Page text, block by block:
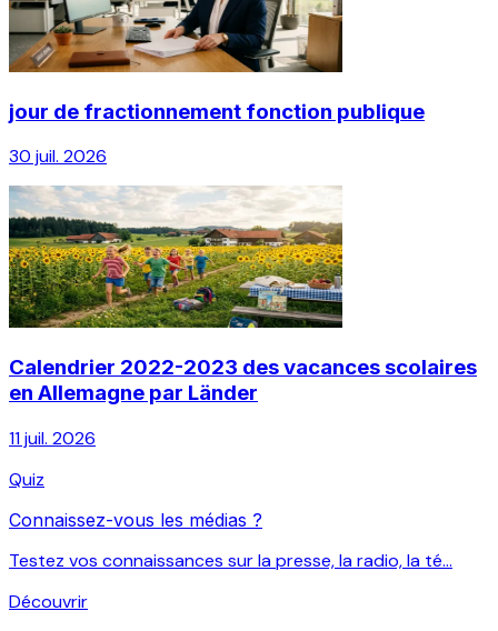
jour de fractionnement fonction publique
30 juil. 2026
Calendrier 2022-2023 des vacances scolaires
en Allemagne par Länder
11 juil. 2026
Quiz
Connaissez-vous les médias ?
Testez vos connaissances sur la presse, la radio, la té...
Découvrir